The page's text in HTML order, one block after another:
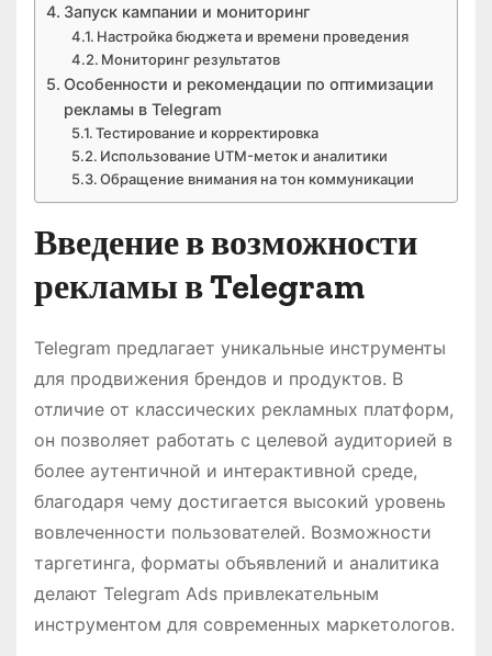
Запуск кампании и мониторинг
Настройка бюджета и времени проведения
Мониторинг результатов
Особенности и рекомендации по оптимизации
рекламы в Telegram
Тестирование и корректировка
Использование UTM-меток и аналитики
Обращение внимания на тон коммуникации
Введение в возможности
рекламы в Telegram
Telegram предлагает уникальные инструменты
для продвижения брендов и продуктов. В
отличие от классических рекламных платформ,
он позволяет работать с целевой аудиторией в
более аутентичной и интерактивной среде,
благодаря чему достигается высокий уровень
вовлеченности пользователей. Возможности
таргетинга, форматы объявлений и аналитика
делают Telegram Ads привлекательным
инструментом для современных маркетологов.